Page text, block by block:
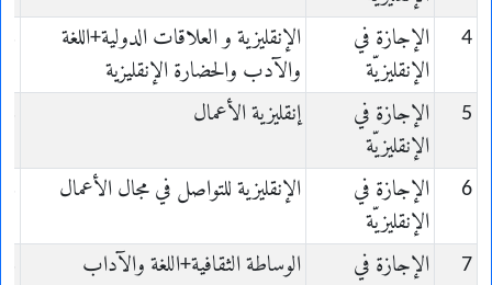
4
الإجازة في
الإنقليزيّة
الإنقليزية و العلاقات الدولية+اللغة
والآدب والحضارة اﻹﻧﻘﻠﻴﺰية
5
الإجازة في
الإنقليزيّة
إنقليزية الأعمال
6
الإجازة في
الإنقليزيّة
الإنقليزية للتواصل في مجال الأعمال
7
الإجازة في
الوساطة الثقافية+ﺍﻟﻠﻐﺔ ﻭﺍﻵﺩﺍﺏ